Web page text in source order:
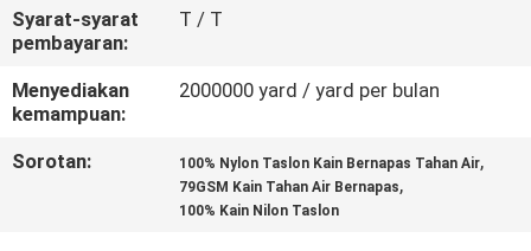
KASUS
COMPANY
NEWS
Syarat-syarat
pembayaran:
T / T
Menyediakan
kemampuan:
2000000 yard / yard per bulan
Sorotan: 100% Nylon Taslon Kain Bernapas Tahan Air,
79GSM Kain Tahan Air Bernapas,
100% Kain Nilon Taslon